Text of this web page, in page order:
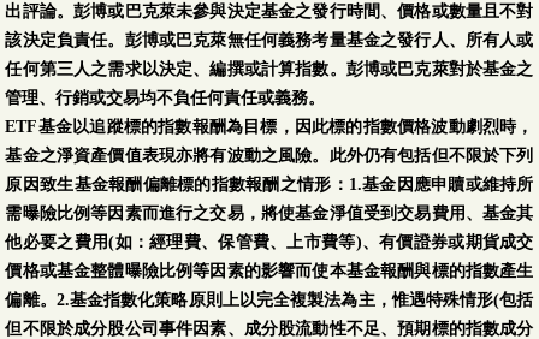
出評論。彭博或巴克萊未參與決定基金之發行時間、價格或數量且不對
該決定負責任。彭博或巴克萊無任何義務考量基金之發行人、所有人或
任何第三人之需求以決定、編撰或計算指數。彭博或巴克萊對於基金之
管理、行銷或交易均不負任何責任或義務。
ETF基金以追蹤標的指數報酬為目標，因此標的指數價格波動劇烈時，
基金之淨資產價值表現亦將有波動之風險。此外仍有包括但不限於下列
原因致生基金報酬偏離標的指數報酬之情形：1.基金因應申贖或維持所
需曝險比例等因素而進行之交易，將使基金淨值受到交易費用、基金其
他必要之費用(如：經理費、保管費、上市費等)、有價證券或期貨成交
價格或基金整體曝險比例等因素的影響而使本基金報酬與標的指數產生
偏離。2.基金指數化策略原則上以完全複製法為主，惟遇特殊情形(包括
但不限於成分股公司事件因素、成分股流動性不足、預期標的指數成分